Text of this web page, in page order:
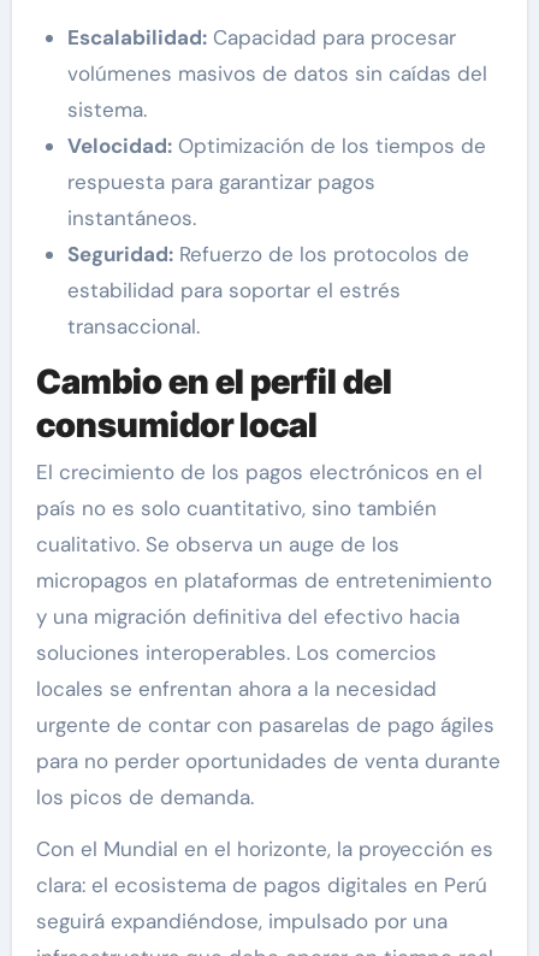
Escalabilidad:Capacidad para procesar
volúmenes masivos de datos sin caídas del
sistema.
Velocidad:Optimización de los tiempos de
respuesta para garantizar pagos
instantáneos.
Seguridad:Refuerzo de los protocolos de
estabilidad para soportar el estrés
transaccional.
Cambio en el perfil del
consumidor local
El crecimiento de los pagos electrónicos en el
país no es solo cuantitativo, sino también
cualitativo. Se observa un auge de los
micropagos en plataformas de entretenimiento
y una migración definitiva del efectivo hacia
soluciones interoperables. Los comercios
locales se enfrentan ahora a la necesidad
urgente de contar con pasarelas de pago ágiles
para no perder oportunidades de venta durante
los picos de demanda.
Con el Mundial en el horizonte, la proyección es
clara: el ecosistema de pagos digitales en Perú
seguirá expandiéndose, impulsado por una